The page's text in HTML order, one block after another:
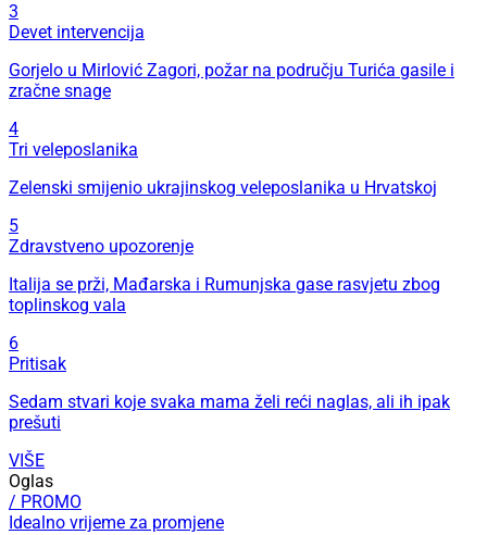
3
Devet intervencija
Gorjelo u Mirlović Zagori, požar na području Turića gasile i
zračne snage
4
Tri veleposlanika
Zelenski smijenio ukrajinskog veleposlanika u Hrvatskoj
5
Zdravstveno upozorenje
Italija se prži, Mađarska i Rumunjska gase rasvjetu zbog
toplinskog vala
6
Pritisak
Sedam stvari koje svaka mama želi reći naglas, ali ih ipak
prešuti
VIŠE
Oglas
/ PROMO
Idealno vrijeme za promjene